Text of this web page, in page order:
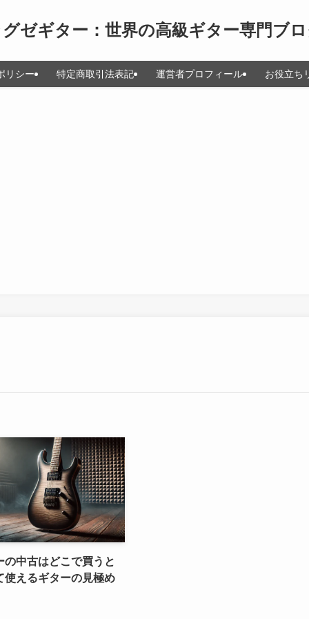
ゼギター：世界の高級ギター専門ブ
リシー 特定商取引法表記 運営者プロフィール お役立ち
の中古はどこで買うと
使えるギターの見極め